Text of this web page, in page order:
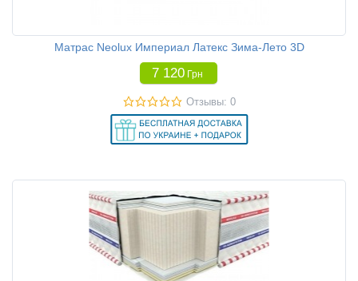
Матрас Neolux Империал Латекс Зима-Лето 3D
7 120 Грн
Отзывы: 0